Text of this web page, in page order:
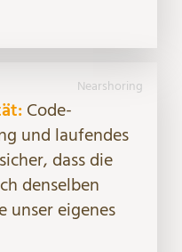
Nearshoring
Code-
und laufendes
dass die
denselben
unser eigenes